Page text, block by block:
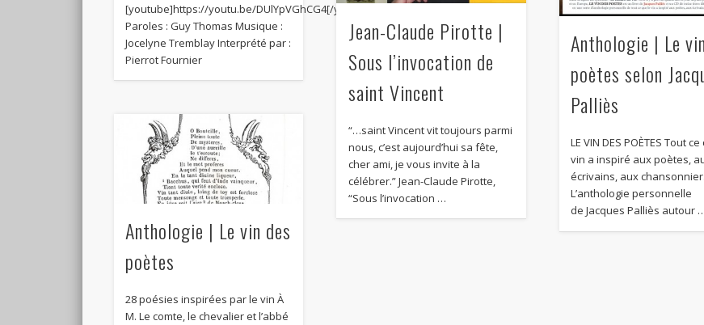
[youtube]https://youtu.be/DUlYpVGhCG4[/youtube]
Paroles : Guy Thomas Musique :
Jocelyne Tremblay Interprété par :
Pierrot Fournier
Jean-Claude Pirotte |
Sous l’invocation de
saint Vincent
“…saint Vincent vit toujours parmi
nous, c’est aujourd’hui sa fête,
cher ami, je vous invite à la
célébrer.” Jean-Claude Pirotte,
“Sous l’invocation …
Anthologie | Le
poètes selon
Palliès
LE VIN DES POÈTES Tout
vin a inspiré aux poètes,
écrivains, aux
L’anthologie personnelle
de Jacques Palliès autour
Anthologie | Le vin des
poètes
28 poésies inspirées par le vin À
M. Le comte, le chevalier et l’abbé